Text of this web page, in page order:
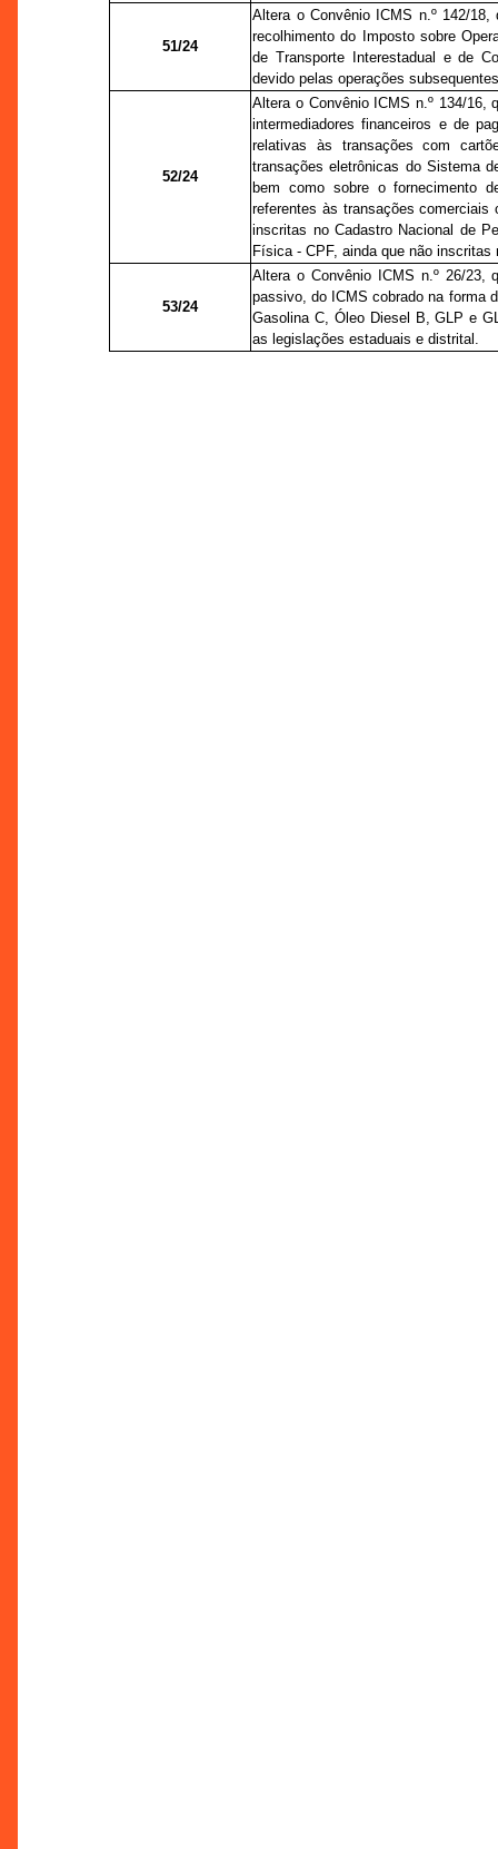
51/24
Altera o Convênio ICMS n.º 142/
recolhimento do Imposto sobre
de Transporte Interestadual e de
devido pelas operações
52/24
Altera o Convênio ICMS n.º 134/16,
intermediadores financeiros e de
relativas às transações com
transações eletrônicas do Sistema
bem como sobre o fornecimento
referentes às transações
inscritas no Cadastro Nacional de
Física - CPF, ainda que não
53/24
Altera o Convênio ICMS n.º 26/23,
passivo, do ICMS cobrado na forma
Gasolina C, Óleo Diesel B, GLP e
as legislações estaduais e distrital.